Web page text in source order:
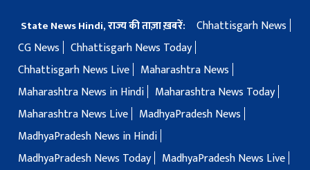
State News Hindi, राज्य की ताज़ा ख़बरें:
Chhattisgarh News
CG News
Chhattisgarh News Today
Chhattisgarh News Live
Maharashtra News
Maharashtra News in Hindi
Maharashtra News Today
Maharashtra News Live
MadhyaPradesh News
MadhyaPradesh News in Hindi
MadhyaPradesh News Today
MadhyaPradesh News Live